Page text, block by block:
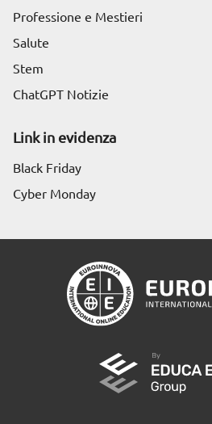
Professione e Mestieri
Salute
Stem
ChatGPT Notizie
Link in evidenza
Black Friday
Cyber Monday